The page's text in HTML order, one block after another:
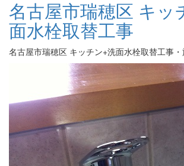
名古屋市瑞穂区 キッ
面水栓取替工事
名古屋市瑞穂区 キッチン+洗面水栓取替工事